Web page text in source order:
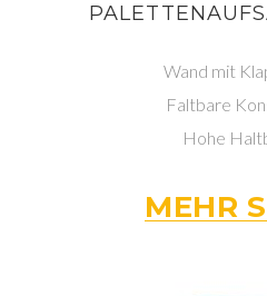
Wand mit
Faltbare
Hohe
MEHR